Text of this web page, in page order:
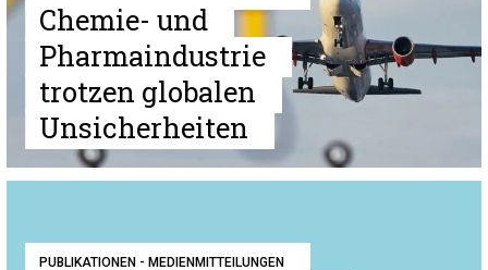
Chemie- und
Pharmaindustrie
trotzen globalen
Unsicherheiten
PUBLIKATIONEN - MEDIENMITTEILUNGEN